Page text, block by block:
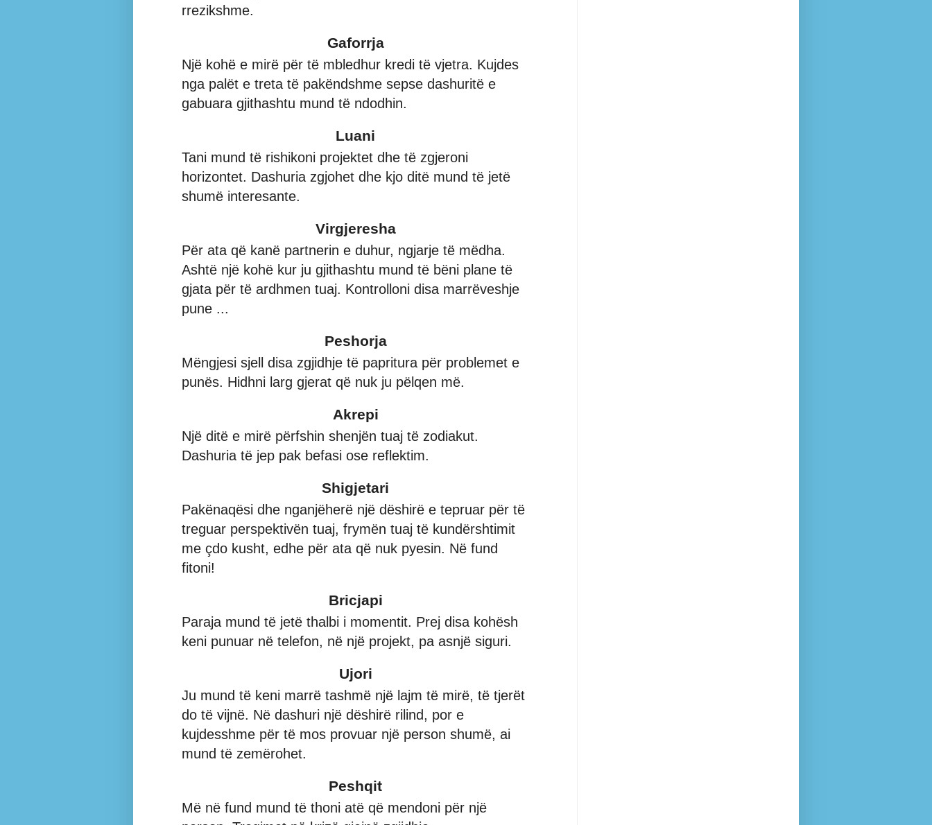
rrezikshme.
Gaforrja
Një kohë e mirë për të mbledhur kredi të vjetra. Kujdes
nga palët e treta të pakëndshme sepse dashuritë e
gabuara gjithashtu mund të ndodhin.
Luani
Tani mund të rishikoni projektet dhe të zgjeroni
horizontet. Dashuria zgjohet dhe kjo ditë mund të jetë
shumë interesante.
Virgjeresha
Për ata që kanë partnerin e duhur, ngjarje të mëdha.
Ashtë një kohë kur ju gjithashtu mund të bëni plane të
gjata për të ardhmen tuaj. Kontrolloni disa marrëveshje
pune ...
Peshorja
Mëngjesi sjell disa zgjidhje të papritura për problemet e
punës. Hidhni larg gjerat që nuk ju pëlqen më.
Akrepi
Një ditë e mirë përfshin shenjën tuaj të zodiakut.
Dashuria të jep pak befasi ose reflektim.
Shigjetari
Pakënaqësi dhe nganjëherë një dëshirë e tepruar për të
treguar perspektivën tuaj, frymën tuaj të kundërshtimit
me çdo kusht, edhe për ata që nuk pyesin. Në fund
fitoni!
Bricjapi
Paraja mund të jetë thalbi i momentit. Prej disa kohësh
keni punuar në telefon, në një projekt, pa asnjë siguri.
Ujori
Ju mund të keni marrë tashmë një lajm të mirë, të tjerët
do të vijnë. Në dashuri një dëshirë rilind, por e
kujdesshme për të mos provuar një person shumë, ai
mund të zemërohet.
Peshqit
Më në fund mund të thoni atë që mendoni për një